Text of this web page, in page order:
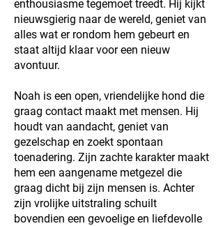
enthousiasme tegemoet treedt. Hij kijkt
nieuwsgierig naar de wereld, geniet van
alles wat er rondom hem gebeurt en
staat altijd klaar voor een nieuw
avontuur.
Noah is een open, vriendelijke hond die
graag contact maakt met mensen. Hij
houdt van aandacht, geniet van
gezelschap en zoekt spontaan
toenadering. Zijn zachte karakter maakt
hem een aangename metgezel die
graag dicht bij zijn mensen is. Achter
zijn vrolijke uitstraling schuilt
bovendien een gevoelige en liefdevolle